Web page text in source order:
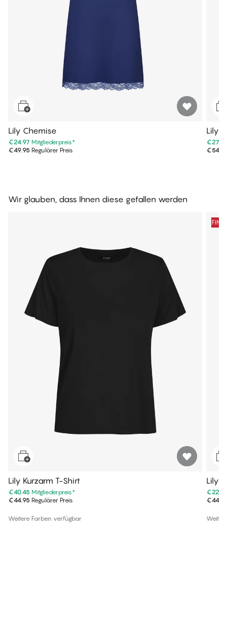
Lily Chemise
€24.97 Mitgliederpreis*
€49.95 Regulärer Preis
Lily
Wir glauben, dass Ihnen diese gefallen werden
Lily Kurzarm T-Shirt
€40.45 Mitgliederpreis*
€44.95 Regulärer Preis
Weitere Farben verfügbar
Lily